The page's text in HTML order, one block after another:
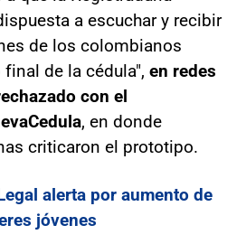
a escuchar y recibir
de los colombianos
de la cédula", en redes
con el
, en donde
criticaron el prototipo.
alerta por aumento de
jóvenes